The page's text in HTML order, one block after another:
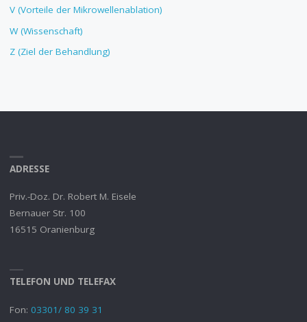
V (Vorteile der Mikrowellenablation)
W (Wissenschaft)
Z (Ziel der Behandlung)
ADRESSE
Priv.-Doz. Dr. Robert M. Eisele
Bernauer Str. 100
16515 Oranienburg
TELEFON UND TELEFAX
Fon: 03301/ 80 39 31